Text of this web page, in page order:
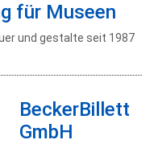
für Museen
und gestalte seit 1987
BeckerBillett
GmbH